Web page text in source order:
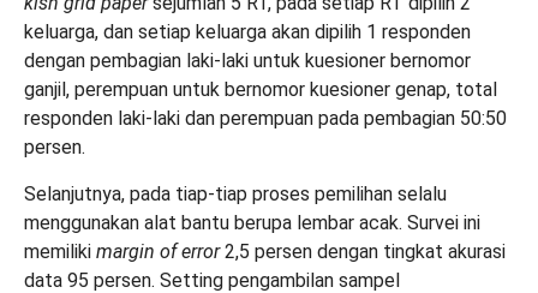
keluarga, dan setiap keluarga akan dipilih 1 responden
dengan pembagian laki-laki untuk kuesioner bernomor
ganjil, perempuan untuk bernomor kuesioner genap, total
responden laki-laki dan perempuan pada pembagian 50:50
persen.
Selanjutnya, pada tiap-tiap proses pemilihan selalu
menggunakan alat bantu berupa lembar acak. Survei ini
memiliki margin of error2,5 persen dengan tingkat akurasi
data 95 persen. Setting pengambilan sampel